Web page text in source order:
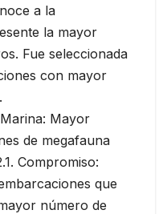
a la
la mayor
Fue seleccionada
con mayor
Mayor
de megafauna
Compromiso:
que
número de